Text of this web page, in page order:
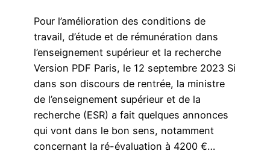
Pour l’amélioration des conditions de
travail, d’étude et de rémunération dans
l’enseignement supérieur et la recherche
Version PDF Paris, le 12 septembre 2023 Si
dans son discours de rentrée, la ministre
de l’enseignement supérieur et de la
recherche (ESR) a fait quelques annonces
qui vont dans le bon sens, notamment
concernant la ré-évaluation à 4200 €…